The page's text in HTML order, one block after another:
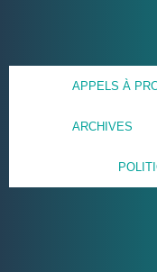
APPELS À
ARCHIVES